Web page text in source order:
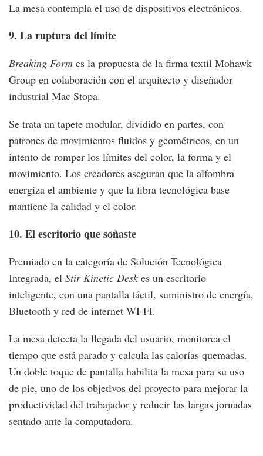
La mesa contempla el uso de dispositivos electrónicos.
9. La ruptura del límite
Breaking Form es la propuesta de la firma textil Mohawk
Group en colaboración con el arquitecto y diseñador
industrial Mac Stopa.
Se trata un tapete modular, dividido en partes, con
patrones de movimientos fluidos y geométricos, en un
intento de romper los límites del color, la forma y el
movimiento. Los creadores aseguran que la alfombra
energiza el ambiente y que la fibra tecnológica base
mantiene la calidad y el color.
10. El escritorio que soñaste
Premiado en la categoría de Solución Tecnológica
Integrada, el Stir Kinetic Desk es un escritorio
inteligente, con una pantalla táctil, suministro de energía,
Bluetooth y red de internet WI-FI.
La mesa detecta la llegada del usuario, monitorea el
tiempo que está parado y calcula las calorías quemadas.
Un doble toque de pantalla habilita la mesa para su uso
de pie, uno de los objetivos del proyecto para mejorar la
productividad del trabajador y reducir las largas jornadas
sentado ante la computadora.